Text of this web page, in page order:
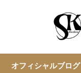
オフィシャルブログ